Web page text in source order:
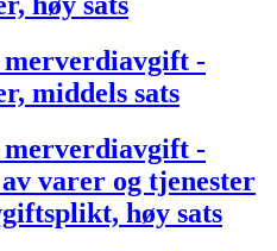
merverdiavgift -
middels sats
merverdiavgift -
varer og tjenester
høy sats